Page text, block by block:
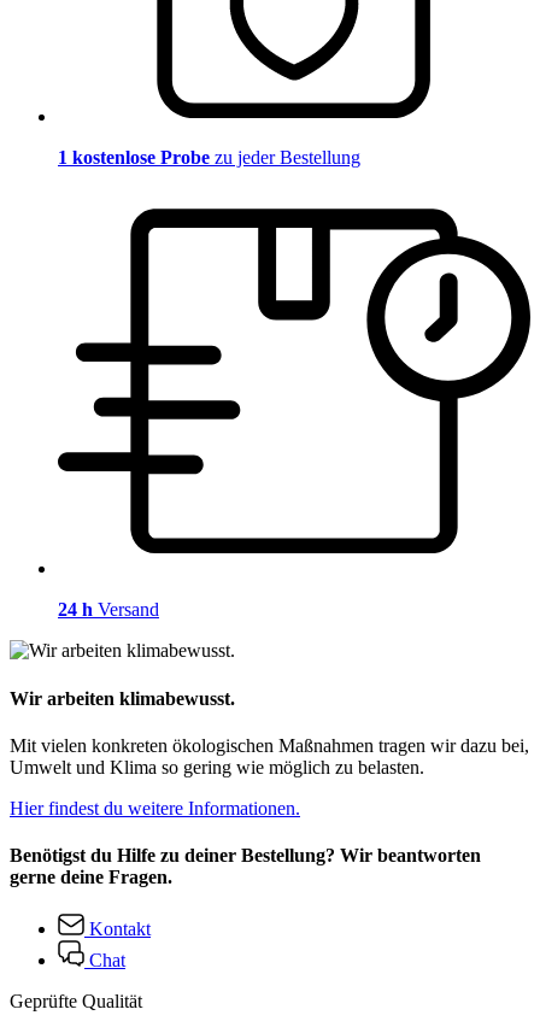
1 kostenlose Probe zu jeder Bestellung
24 h Versand
Wir arbeiten klimabewusst.
Mit vielen konkreten ökologischen Maßnahmen tragen wir dazu bei,
Umwelt und Klima so gering wie möglich zu belasten.
Hier findest du weitere Informationen.
Benötigst du Hilfe zu deiner Bestellung? Wir beantworten
gerne deine Fragen.
Kontakt
Chat
Geprüfte Qualität